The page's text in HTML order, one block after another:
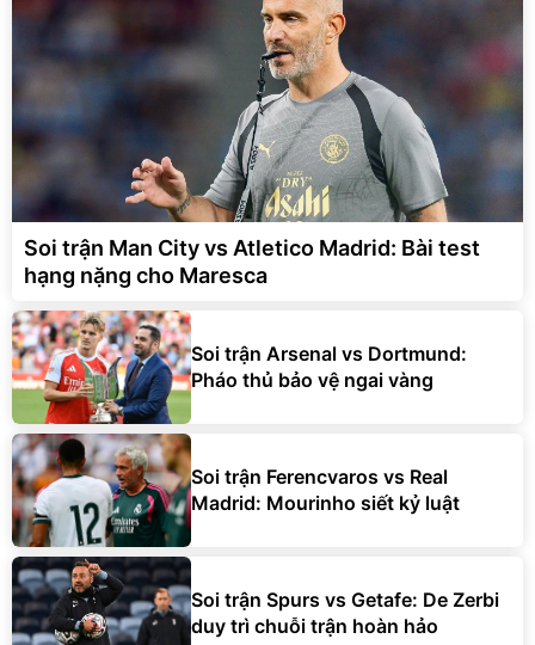
Soi trận Man City vs Atletico Madrid: Bài test
hạng nặng cho Maresca
Soi trận Arsenal vs Dortmund:
Pháo thủ bảo vệ ngai vàng
Soi trận Ferencvaros vs Real
Madrid: Mourinho siết kỷ luật
Soi trận Spurs vs Getafe: De Zerbi
duy trì chuỗi trận hoàn hảo